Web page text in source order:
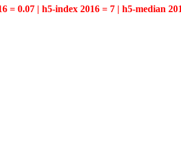
= 0.07 | h5-index 2016 = 7 | h5-median